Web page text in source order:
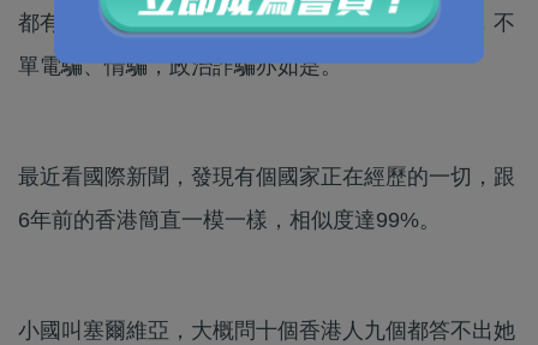
都有警告提醒、受害個案，但騙案依然天天發生，不
單電騙、情騙，政治詐騙亦如是。
最近看國際新聞，發現有個國家正在經歷的一切，跟
6年前的香港簡直一模一樣，相似度達99%。
小國叫塞爾維亞，大概問十個香港人九個都答不出她